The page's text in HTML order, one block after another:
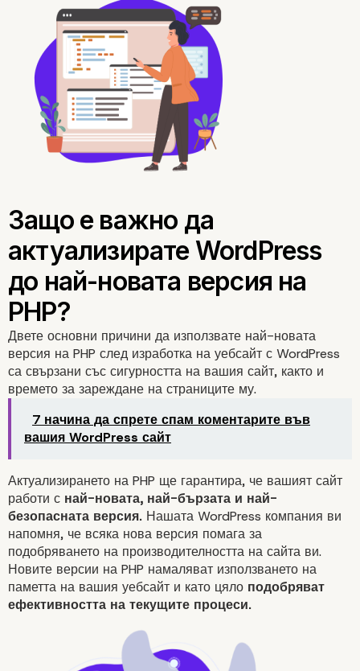
За WordPress и PHP
Двете основни причини да използвате най-новата
версия на PHP след изработка на уебсайт с WordPress
са свързани със сигурността на вашия сайт, както и
времето за зареждане на страниците му.
7 начина да спрете спам коментарите във
вашия WordPress сайт
Актуализирането на PHP ще гарантира, че вашият сайт
работи с най-новата, най-бързата и най-
безопасната версия. Нашата WordPress компания ви
напомня, че всяка нова версия помага за
подобряването на производителността на сайта ви.
Новите версии на PHP намаляват използването на
паметта на вашия уебсайт и като цяло подобряват
ефективността на текущите процеси.